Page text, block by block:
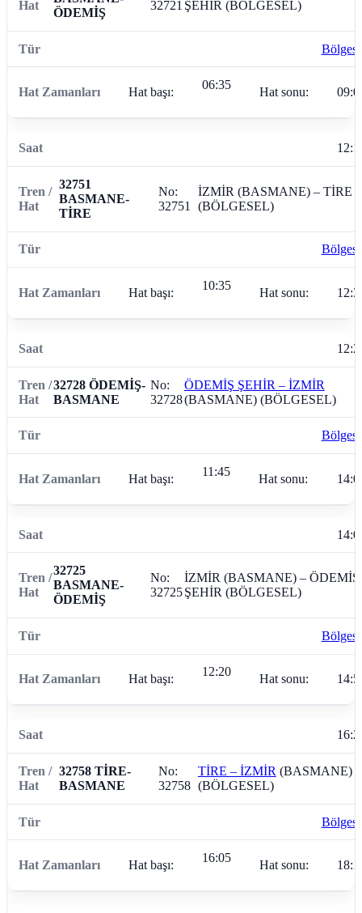
ÖDEMİŞ
32721 ŞEHİR (BÖLGESEL)
Hat başı:
06:35
Hat sonu:
32751
BASMANE-
TİRE
No:
32751
İZMİR (BASMANE) – TİRE
(BÖLGESEL)
Hat başı:
10:35
Hat sonu:
32728 ÖDEMİŞ-
BASMANE
No:
32728
ÖDEMİŞ ŞEHİR – İZMİR
(BASMANE) (BÖLGESEL)
Hat başı:
11:45
Hat sonu:
32725
BASMANE-
ÖDEMİŞ
No:
32725
İZMİR (BASMANE) – ÖDEMİŞ
ŞEHİR (BÖLGESEL)
Hat başı:
12:20
Hat sonu:
32758 TİRE-
BASMANE
No:
32758
TİRE – İZMİR (BASMANE)
(BÖLGESEL)
Hat başı:
16:05
Hat sonu: